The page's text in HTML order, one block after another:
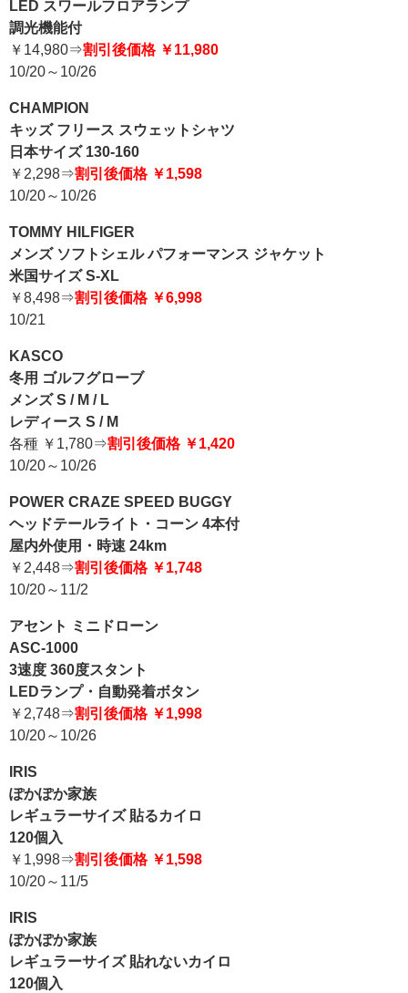
LED スワールフロアランプ
調光機能付
￥14,980⇒割引後価格 ￥11,980
10/20～10/26
CHAMPION
キッズ フリース スウェットシャツ
日本サイズ 130-160
￥2,298⇒割引後価格 ￥1,598
10/20～10/26
TOMMY HILFIGER
メンズ ソフトシェル パフォーマンス ジャケット
米国サイズ S-XL
￥8,498⇒割引後価格 ￥6,998
10/21
KASCO
冬用 ゴルフグローブ
メンズ S / M / L
レディース S / M
各種 ￥1,780⇒割引後価格 ￥1,420
10/20～10/26
POWER CRAZE SPEED BUGGY
ヘッドテールライト・コーン 4本付
屋内外使用・時速 24km
￥2,448⇒割引後価格 ￥1,748
10/20～11/2
アセント ミニドローン
ASC-1000
3速度 360度スタント
LEDランプ・自動発着ボタン
￥2,748⇒割引後価格 ￥1,998
10/20～10/26
IRIS
ぽかぽか家族
レギュラーサイズ 貼るカイロ
120個入
￥1,998⇒割引後価格 ￥1,598
10/20～11/5
IRIS
ぽかぽか家族
レギュラーサイズ 貼れないカイロ
120個入